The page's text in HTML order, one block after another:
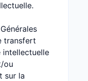
transfert
intellectuelle
ou
sur la